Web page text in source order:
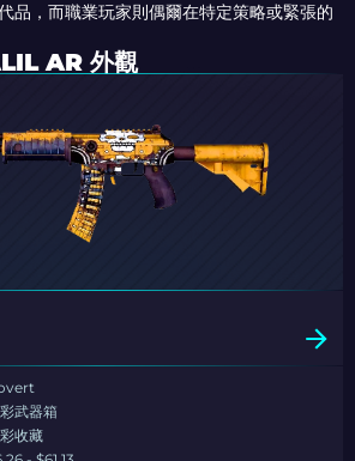
品，而職業玩家則偶爾在特定策略或緊張的
AR 外觀
武器箱
收藏